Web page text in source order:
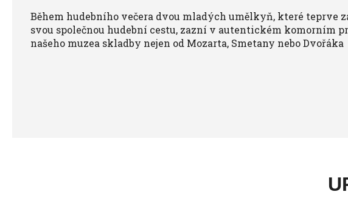
Během hudebního večera dvou mladých umělkyň, které teprve
svou společnou hudební cestu, zazní v autentickém komorním
našeho muzea skladby nejen od Mozarta, Smetany nebo Dvořáka